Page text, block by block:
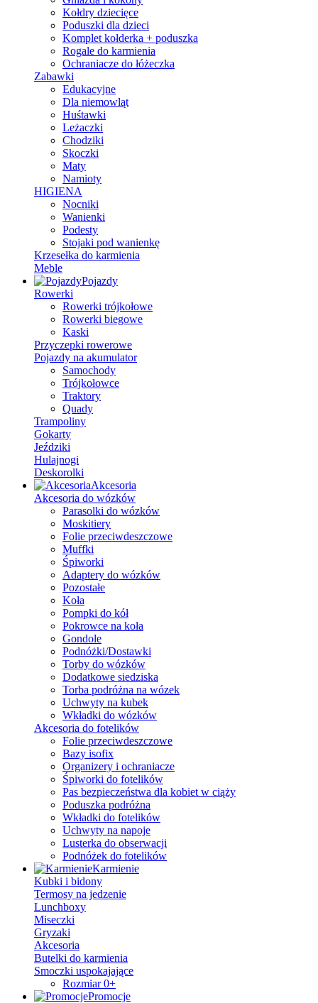
Kołdry dziecięce
Poduszki dla dzieci
Komplet kołderka + poduszka
Rogale do karmienia
Ochraniacze do łóżeczka
Zabawki
Edukacyjne
Dla niemowląt
Huśtawki
Leżaczki
Chodziki
Skoczki
Maty
Namioty
HIGIENA
Nocniki
Wanienki
Podesty
Stojaki pod wanienkę
Krzesełka do karmienia
Meble
Pojazdy
Rowerki
Rowerki trójkołowe
Rowerki biegowe
Kaski
Przyczepki rowerowe
Pojazdy na akumulator
Samochody
Trójkołowce
Traktory
Quady
Trampoliny
Gokarty
Jeździki
Hulajnogi
Deskorolki
Akcesoria
Akcesoria do wózków
Parasolki do wózków
Moskitiery
Folie przeciwdeszczowe
Muffki
Śpiworki
Adaptery do wózków
Pozostałe
Koła
Pompki do kół
Pokrowce na koła
Gondole
Podnóżki/Dostawki
Torby do wózków
Dodatkowe siedziska
Torba podróżna na wózek
Uchwyty na kubek
Wkładki do wózków
Akcesoria do fotelików
Folie przeciwdeszczowe
Bazy isofix
Organizery i ochraniacze
Śpiworki do fotelików
Pas bezpieczeństwa dla kobiet w ciąży
Poduszka podróżna
Wkładki do fotelików
Uchwyty na napoje
Lusterka do obserwacji
Podnóżek do fotelików
Karmienie
Kubki i bidony
Termosy na jedzenie
Lunchboxy
Miseczki
Gryzaki
Akcesoria
Butelki do karmienia
Smoczki uspokajające
Rozmiar 0+
Promocje